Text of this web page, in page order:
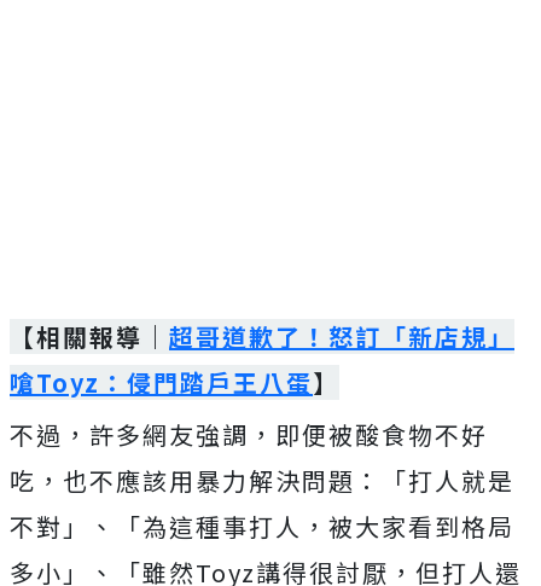
【相關報導｜ 超哥道歉了！怒訂「新店規」
嗆Toyz：侵門踏戶王八蛋】
不過，許多網友強調，即便被酸食物不好
吃，也不應該用暴力解決問題：「打人就是
不對」、「為這種事打人，被大家看到格局
多小」、「雖然Toyz講得很討厭，但打人還